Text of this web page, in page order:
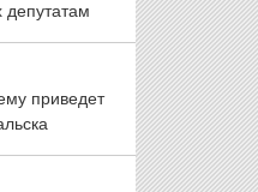
приведет